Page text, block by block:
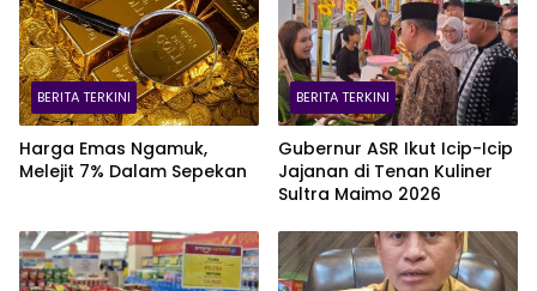
BERITA TERKINI
Harga Emas Ngamuk,
Melejit 7% Dalam Sepekan
BERITA TERKINI
Gubernur ASR Ikut Icip-Icip
Jajanan di Tenan Kuliner
Sultra Maimo 2026